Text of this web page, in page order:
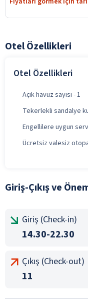
Otel Özellikleri
Otel Özellikleri
Açık havuz sayısı - 1
Tekerlekli sandalye
Engellilere uygun
Ücretsiz valesiz
Giriş-Çıkış ve
Giriş (Check-in)
14.30-22.30
Çıkış (Check-out)
11